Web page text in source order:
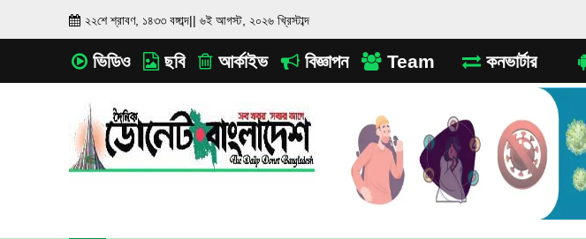
২২শে শ্রাবণ, ১৪৩৩ বঙ্গাব্দ|| ৬ই আগস্ট, ২০২৬ খ্রিস্টাব্দ
ভিডিও ছবি আর্কাইভ বিজ্ঞাপন Team কনভার্টার